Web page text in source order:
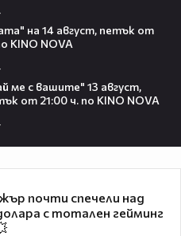
на 14 август, петък от
KINO NOVA
ме с вашите" 13 август,
от 21:00 ч. по KINO NOVA
почти спечели над
с тотален гейминг